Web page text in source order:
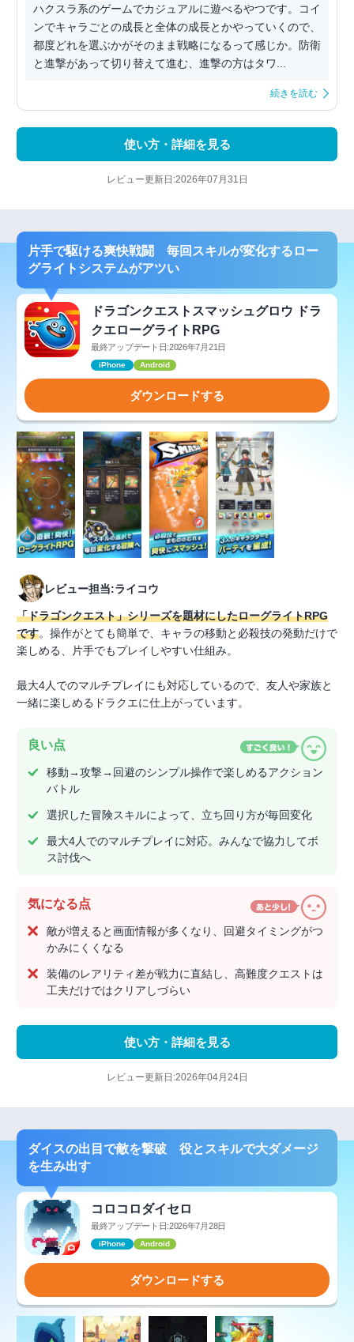
ハクスラ系のゲームでカジュアルに遊べるやつです。コイ
ンでキャラごとの成長と全体の成長とかやっていくので、
都度どれを選ぶかがそのまま戦略になるって感じか。防衛
と進撃があって切り替えて進む、進撃の方はタワ...
続きを読む
使い方・詳細を見る
レビュー更新日:2026年07月31日
片手で駆ける爽快戦闘 毎回スキルが変化するロー
グライトシステムがアツい
ドラゴンクエストスマッシュグロウ ドラ
クエローグライトRPG
最終アップデート日:2026年7月21日
iPhone Android
ダウンロードする
レビュー担当:ライコウ
「ドラゴンクエスト」シリーズを題材にしたローグライトRPG
です。操作がとても簡単で、キャラの移動と必殺技の発動だけで
楽しめる、片手でもプレイしやすい仕組み。
最大4人でのマルチプレイにも対応しているので、友人や家族と
一緒に楽しめるドラクエに仕上がっています。
良い点
移動→攻撃→回避のシンプル操作で楽しめるアクション
バトル
選択した冒険スキルによって、立ち回り方が毎回変化
最大4人でのマルチプレイに対応。みんなで協力してボ
ス討伐へ
気になる点
敵が増えると画面情報が多くなり、回避タイミングがつ
かみにくくなる
装備のレアリティ差が戦力に直結し、高難度クエストは
工夫だけではクリアしづらい
使い方・詳細を見る
レビュー更新日:2026年04月24日
ダイスの出目で敵を撃破 役とスキルで大ダメージ
を生み出す
コロコロダイセロ
最終アップデート日:2026年7月28日
iPhone Android
ダウンロードする